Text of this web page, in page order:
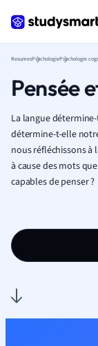
ResumesPsychologiePsychologie
Pensée
La langue
détermine-t-elle
nous réfléchissons à
à cause des mots
capables de penser ?